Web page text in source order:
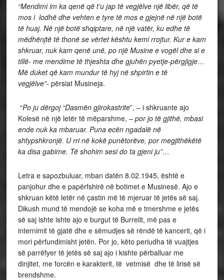
“Mendimi im ka qenë që t’u jap të vegjëlve një libër, që të
mos i lodhë dhe vehten e tyre të mos e gjejnë në një botë
të huaj. Në një botë shqiptare, në një vatër, ku edhe të
mëdhënjtë të thonë se vërtet kështu kemi rrojtur. Kur e kam
shkruar, nuk kam qenë unë, po një Musine e vogël dhe si e
tillë- me mendime të thjeshta dhe gjuhën pyetje-përgjigje…
Më duket që kam mundur të hyj në shpirtin e të
vegjëlve”- përsiat Musineja.
“Po ju dërgoj “Dasmën gjirokastrite”, – i shkruante ajo
Kolesë në një letër të mëparshme, – por jo të gjithë, mbasi
ende nuk ka mbaruar. Puna ecën ngadalë në
shtypshkronjë. U rri në kokë punëtorëve, por megjithëkëtë
ka disa gabime. Të shohim sesi do ta gjeni ju”…
Letra e sapozbuluar, mban datën 8.02.1945, është e
panjohur dhe e papërfshirë në botimet e Musinesë. Ajo e
shkruan këtë letër në çastin më të mjeruar të jetës së saj.
Dikush mund të mendojë se koha më e tmershme e jetës
së saj ishte ishte ajo e burgut të Burrelit, më pas e
internimit të gjatë dhe e sëmudjes së rëndë të kancerit, që i
mori përfundimisht jetën. Por jo, këto periudha të vuajtjes
së parrëfyer të jetës së saj ajo i kishte përballuar me
dinjitet, me forcën e karakterit, të vetmisë dhe të lirisë së
brendshme.